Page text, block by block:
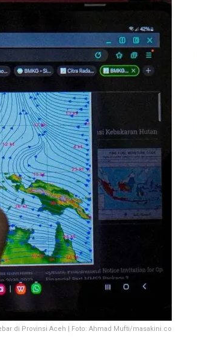
di Provinsi Aceh | Foto: Ahmad Mufti/masakini.co